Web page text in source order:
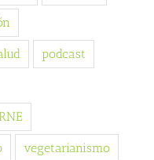
podcast
vegetarianismo